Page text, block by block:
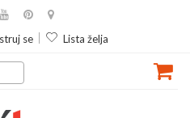
se Lista želja